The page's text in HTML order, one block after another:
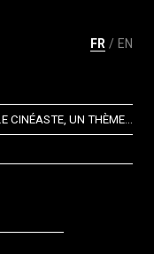
FR EN
CINÉASTE, UN THÈME...